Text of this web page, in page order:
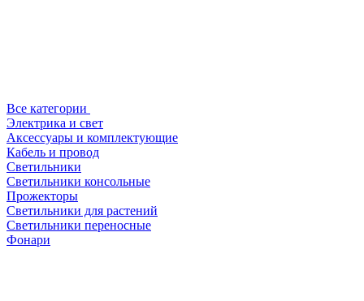
Все категории
Электрика и свет
Аксессуары и комплектующие
Кабель и провод
Светильники
Светильники консольные
Прожекторы
Светильники для растений
Светильники переносные
Фонари